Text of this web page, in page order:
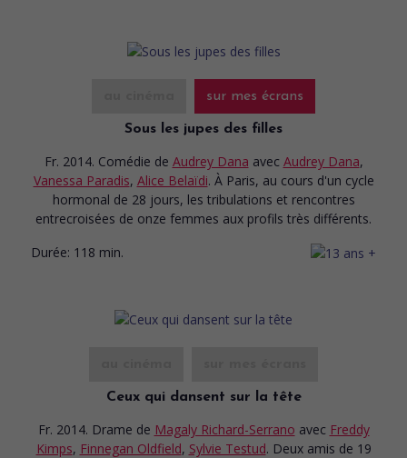
sur mes écrans
Sous les jupes des filles
Fr. 2014. Comédie de Audrey Dana avec Audrey Dana,
Vanessa Paradis, Alice Belaïdi. À Paris, au cours d'un cycle
hormonal de 28 jours, les tribulations et rencontres
entrecroisées de onze femmes aux profils très différents.
Durée: 118 min.
Ceux qui dansent sur la tête
Fr. 2014. Drame de Magaly Richard-Serrano avec Freddy
Kimps, Finnegan Oldfield, Sylvie Testud. Deux amis de 19